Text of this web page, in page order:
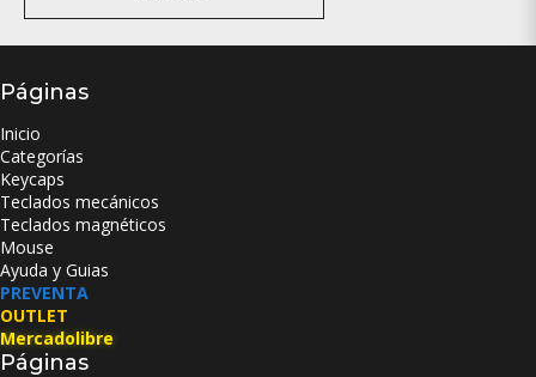
Páginas
Inicio
Categorías
Keycaps
Teclados mecánicos
Teclados magnéticos
Mouse
Ayuda y Guias
PREVENTA
OUTLET
Mercadolibre
Páginas